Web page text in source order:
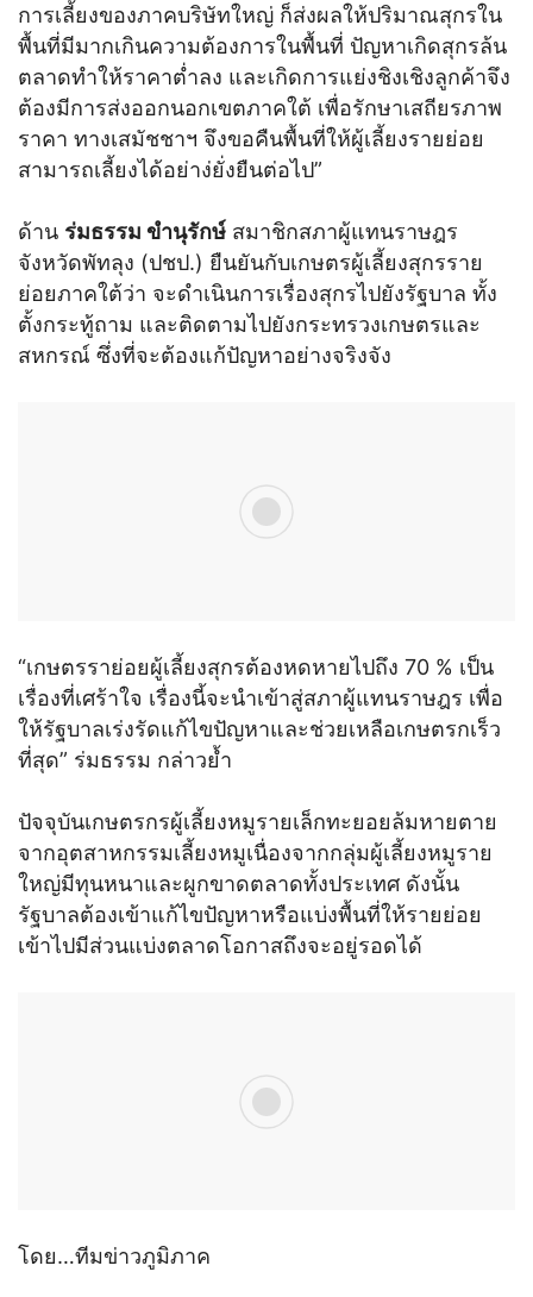
การเลี้ยงของภาคบริษัทใหญ่ ก็ส่งผลให้ปริมาณสุกรใน
พื้นที่มีมากเกินความต้องการในพื้นที่ ปัญหาเกิดสุกรล้น
ตลาดทำให้ราคาต่ำลง และเกิดการแย่งชิงเชิงลูกค้าจึง
ต้องมีการส่งออกนอกเขตภาคใต้ เพื่อรักษาเสถียรภาพ
ราคา ทางเสมัชชาฯ จึงขอคืนพื้นที่ให้ผู้เลี้ยงรายย่อย
สามารถเลี้ยงได้อย่าง่ยั่งยืนต่อไป”
ด้าน ร่มธรรม ขำนุรักษ์ สมาชิกสภาผู้แทนราษฎร
จังหวัดพัทลุง (ปชป.) ยืนยันกับเกษตรผู้เลี้ยงสุกรราย
ย่อยภาคใต้ว่า จะดำเนินการเรื่องสุกรไปยังรัฐบาล ทั้ง
ตั้งกระทู้ถาม และติดตามไปยังกระทรวงเกษตรและ
สหกรณ์ ซึ่งที่จะต้องแก้ปัญหาอย่างจริงจัง
“เกษตรราย่อยผู้เลี้ยงสุกรต้องหดหายไปถึง 70 % เป็น
เรื่องที่เศร้าใจ เรื่องนี้จะนำเข้าสู่สภาผู้แทนราษฎร เพื่อ
ให้รัฐบาลเร่งรัดแก้ไขปัญหาและช่วยเหลือเกษตรกเร็ว
ที่สุด” ร่มธรรม กล่าวย้ำ
ปัจจุบันเกษตรกรผู้เลี้ยงหมูรายเล็กทะยอยล้มหายตาย
จากอุตสาหกรรมเลี้ยงหมูเนื่องจากกลุ่มผู้เลี้ยงหมูราย
ใหญ่มีทุนหนาและผูกขาดตลาดทั้งประเทศ ดังนั้น
รัฐบาลต้องเข้าแก้ไขปัญหาหรือแบ่งพื้นที่ให้รายย่อย
เข้าไปมีส่วนแบ่งตลาดโอกาสถึงจะอยู่รอดได้
โดย…ทีมข่าวภูมิภาค